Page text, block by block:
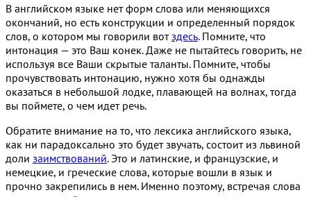
В английском языке нет форм слова или меняющихся
окончаний, но есть конструкции и определенный порядок
слов, о котором мы говорили вотздесь. Помните, что
интонация — это Ваш конек. Даже не пытайтесь говорить, не
используя все Ваши скрытые таланты. Помните, чтобы
прочувствовать интонацию, нужно хотя бы однажды
оказаться в небольшой лодке, плавающей на волнах, тогда
вы поймете, о чем идет речь.
Обратите внимание на то, что лексика английского языка,
как ни парадоксально это будет звучать, состоит из львиной
доли заимствований. Это и латинские, и французские, и
немецкие, и греческие слова, которые вошли в язык и
прочно закрепились в нем. Именно поэтому, встречая слова